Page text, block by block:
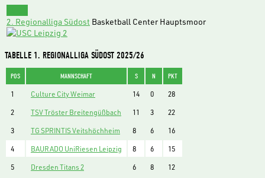
2. Regionalliga Südost Basketball Center Hauptsmoor
TABELLE 1. REGIONALLIGA SÜDOST 2025/26
POS MANNSCHAFT S N PKT
1 Culture City Weimar 14 0
28
2
TSV Tröster Breitengüßbach 11 3
22
3
TG SPRINTIS Veitshöchheim 8 6
16
4
BAURADO UniRiesen Leipzig 8 6
15
5
Dresden Titans 2 6 8
12